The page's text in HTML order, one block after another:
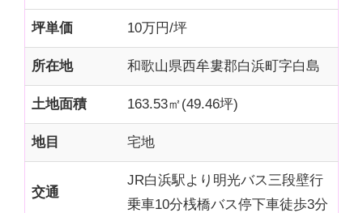
坪単価 10万円/坪
所在地 和歌山県西牟婁郡白浜町字白島
土地面積 163.53㎡(49.46坪)
地目 宅地
交通
JR白浜駅より明光バス三段壁行
乗車10分桟橋バス停下車徒歩3分